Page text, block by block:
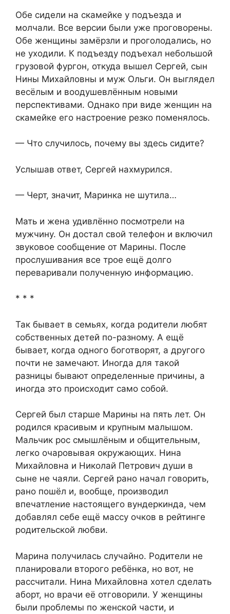
Обе сидели на скамейке у подъезда и
молчали. Все версии были уже проговорены.
Обе женщины замёрзли и проголодались, но
не уходили. К подъезду подъехал небольшой
грузовой фургон, откуда вышел Сергей, сын
Нины Михайловны и муж Ольги. Он выглядел
весёлым и воодушевлённым новыми
перспективами. Однако при виде женщин на
скамейке его настроение резко поменялось.
— Что случилось, почему вы здесь сидите?
Услышав ответ, Сергей нахмурился.
— Черт, значит, Маринка не шутила…
Мать и жена удивлённо посмотрели на
мужчину. Он достал свой телефон и включил
звуковое сообщение от Марины. После
прослушивания все трое ещё долго
переваривали полученную информацию.
* * *
Так бывает в семьях, когда родители любят
собственных детей по-разному. А ещё
бывает, когда одного боготворят, а другого
почти не замечают. Иногда для такой
разницы бывают определенные причины, а
иногда это происходит само собой.
Сергей был старше Марины на пять лет. Он
родился красивым и крупным малышом.
Мальчик рос смышлёным и общительным,
легко очаровывая окружающих. Нина
Михайловна и Николай Петрович души в
сыне не чаяли. Сергей рано начал говорить,
рано пошёл и, вообще, производил
впечатление настоящего вундеркинда, чем
добавлял себе ещё массу очков в рейтинге
родительской любви.
Марина получилась случайно. Родители не
планировали второго ребёнка, но вот, не
рассчитали. Нина Михайловна хотел сделать
аборт, но врачи её отговорили. У женщины
были проблемы по женской части, и